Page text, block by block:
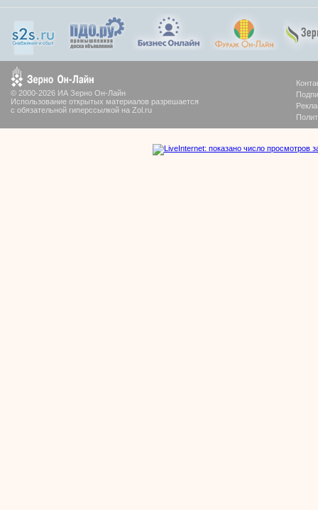
© 2000-2026 ИА Зерно Он-Лайн
Использование открытых материалов разрешается
с обязательной гиперссылкой на Zol.ru